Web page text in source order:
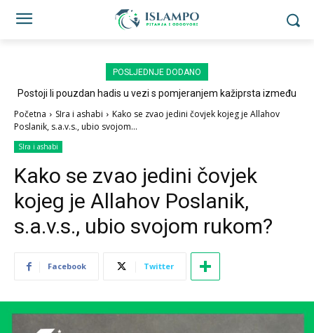
POSLJEDNJE DODANO
Postoji li pouzdan hadis u vezi s pomjeranjem kažiprsta između
Početna SIra i ashabi
Kako se zvao jedini čovjek kojeg je Allahov
Poslanik, s.a.v.s., ubio svojom...
SIra i ashabi
Kako se zvao jedini čovjek
kojeg je Allahov Poslanik,
s.a.v.s., ubio svojom rukom?
Facebook Twitter